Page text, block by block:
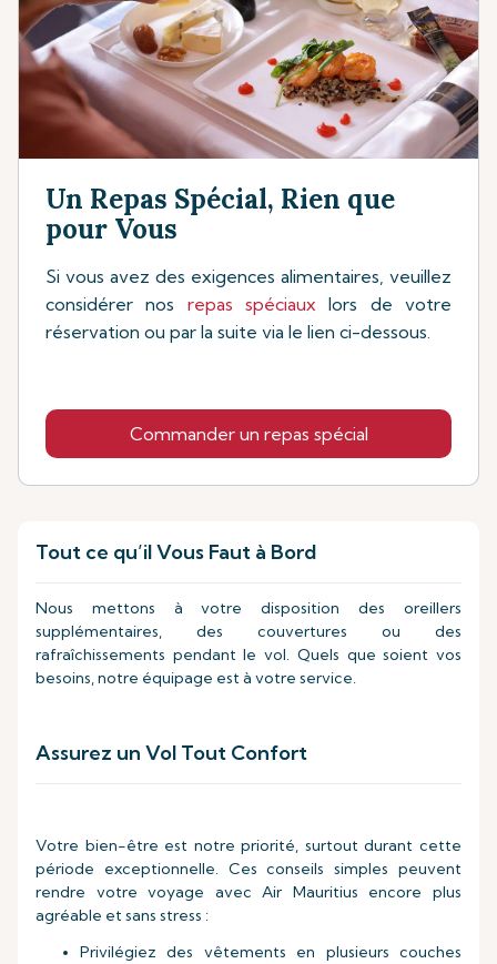
Un Repas Spécial, Rien que
pour Vous
Si vous avez des exigences alimentaires, veuillez
considérer nos repas spéciaux lors de votre
réservation ou par la suite via le lien ci-dessous.
Commander un repas spécial
Tout ce qu’il Vous Faut à Bord
Nous mettons à votre disposition des oreillers
supplémentaires, des couvertures ou des
rafraîchissements pendant le vol. Quels que soient vos
besoins, notre équipage est à votre service.
Assurez un Vol Tout Confort
Votre bien-être est notre priorité, surtout durant cette
période exceptionnelle. Ces conseils simples peuvent
rendre votre voyage avec Air Mauritius encore plus
agréable et sans stress :
Privilégiez des vêtements en plusieurs couches